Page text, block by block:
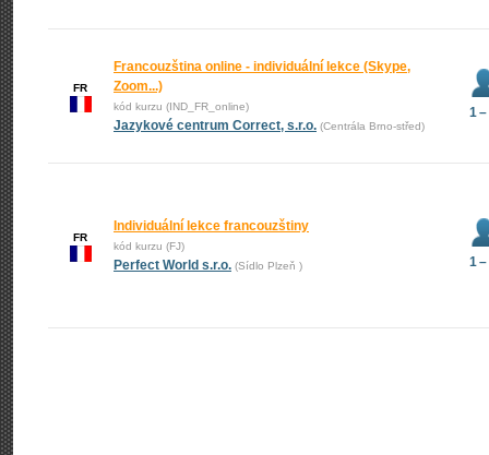
FR
Francouzština online - individuální lekce (Skype,
Zoom...)
kód kurzu (IND_FR_online)
Jazykové centrum Correct, s.r.o. (Centrála Brno-střed)
1
FR
Individuální lekce francouzštiny
kód kurzu (FJ)
Perfect World s.r.o. (Sídlo Plzeň ) 1